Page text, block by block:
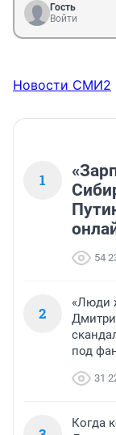
Гость
Войти
Новости СМИ2
1
54
2
«Люди
под
31
Когда